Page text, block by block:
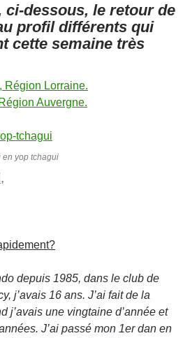
ci-dessous, le retour de
profil différents qui
cette semaine très
, Région Lorraine.
Auvergne.
en yop tchagui
depuis 1985, dans le club de
j’avais 16 ans. J’ai fait de la
j’avais une vingtaine d’année et
J’ai passé mon 1er dan en